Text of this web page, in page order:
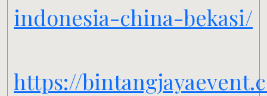
indonesia-china-bekasi/
https://